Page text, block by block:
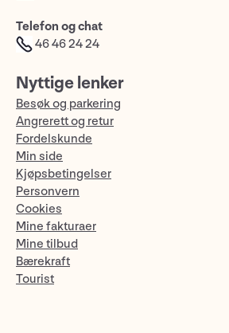
Telefon og chat
46 46 24 24
Nyttige lenker
Besøk og parkering
Angrerett og retur
Fordelskunde
Min side
Kjøpsbetingelser
Personvern
Cookies
Mine fakturaer
Mine tilbud
Bærekraft
Tourist